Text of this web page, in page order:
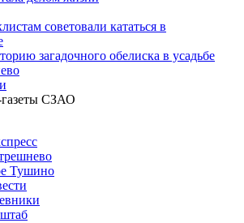
советовали кататься в
загадочного обелиска в усадьбе
СЗАО
Тушино